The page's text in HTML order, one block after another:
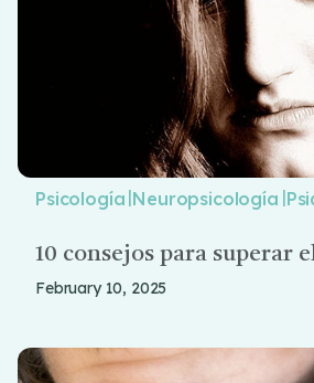
Psicología |Neuropsicología |
10 consejos para superar
February 10, 2025